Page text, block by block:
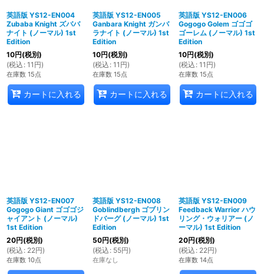
英語版 YS12-EN004
Zubaba Knight ズババ
ナイト (ノーマル) 1st
Edition
10円(税別)
(税込 : 11 円)
在庫数 15点
カートに入れる
英語版 YS12-EN005
Ganbara Knight ガンバ
ラナイト (ノーマル) 1st
Edition
10円(税別)
(税込 : 11 円)
在庫数 15点
カートに入れる
英語版 YS12-EN006
Gogogo Golem ゴゴゴ
ゴーレム (ノーマル) 1st
Edition
10円(税別)
(税込 : 11 円)
在庫数 15点
カートに入れる
英語版 YS12-EN007
Gogogo Giant ゴゴゴジ
ャイアント (ノーマル)
1st Edition
20円(税別)
(税込 : 22円)
在庫数 10点
英語版 YS12-EN008
Goblindbergh ゴブリン
ドバーグ (ノーマル) 1st
Edition
50円(税別)
(税込 : 55円)
在庫なし
英語版 YS12-EN009
Feedback Warrior ハウ
リング・ウォリアー (ノ
ーマル) 1st Edition
20円(税別)
(税込 : 22円)
在庫数 14点